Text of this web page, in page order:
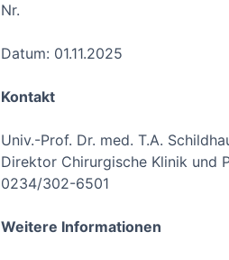
Nr.
Datum: 01.11.2025
Kontakt
Univ.-Prof. Dr. med. T.A.
Direktor Chirurgische Klinik und
0234/302-6501
Weitere Informationen